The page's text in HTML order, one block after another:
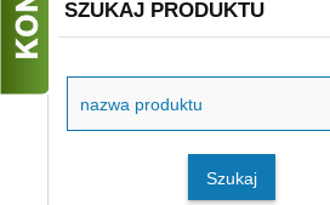
SZUKAJ PRODUKTU
Szukaj
Szukaj